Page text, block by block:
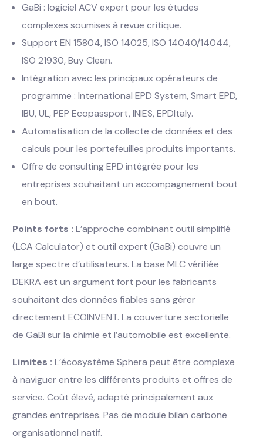
GaBi : logiciel ACV expert pour les études
complexes soumises à revue critique.
Support EN 15804, ISO 14025, ISO 14040/14044,
ISO 21930, Buy Clean.
Intégration avec les principaux opérateurs de
programme : International EPD System, Smart EPD,
IBU, UL, PEP Ecopassport, INIES, EPDItaly.
Automatisation de la collecte de données et des
calculs pour les portefeuilles produits importants.
Offre de consulting EPD intégrée pour les
entreprises souhaitant un accompagnement bout
en bout.
Points forts : L’approche combinant outil simplifié
(LCA Calculator) et outil expert (GaBi) couvre un
large spectre d’utilisateurs. La base MLC vérifiée
DEKRA est un argument fort pour les fabricants
souhaitant des données fiables sans gérer
directement ECOINVENT. La couverture sectorielle
de GaBi sur la chimie et l’automobile est excellente.
Limites : L’écosystème Sphera peut être complexe
à naviguer entre les différents produits et offres de
service. Coût élevé, adapté principalement aux
grandes entreprises. Pas de module bilan carbone
organisationnel natif.